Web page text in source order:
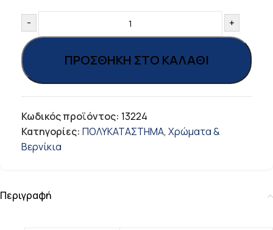
- +
ΠΡΟΣΘΉΚΗ ΣΤΟ ΚΑΛΆΘΙ
Κωδικός προϊόντος: 13224
Κατηγορίες: ΠΟΛΥΚΑΤΑΣΤΗΜΑ, Χρώματα &
Βερνίκια
Περιγραφή